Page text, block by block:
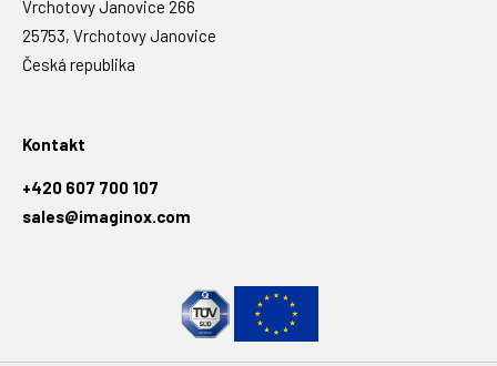
Vrchotovy Janovice 266
25753, Vrchotovy Janovice
Česká republika
Kontakt
+420 607 700 107
sales@imaginox.com